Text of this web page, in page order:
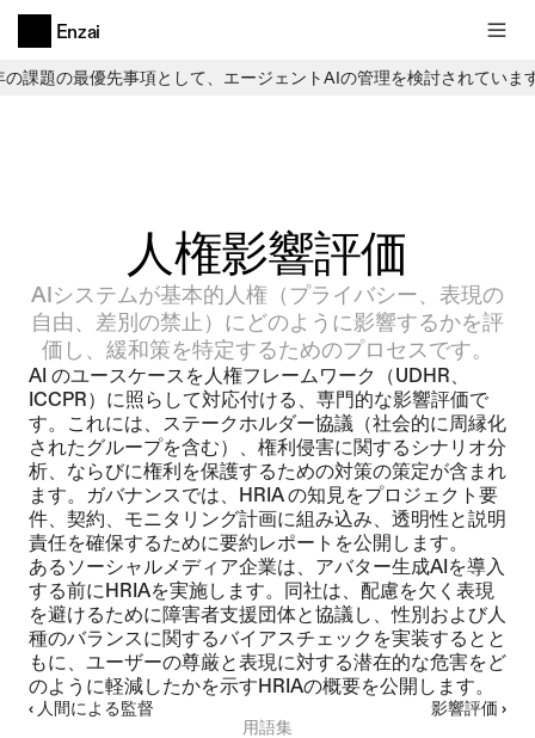
課題の最優先事項として、エージェントAIの管理を検討されていま
Enzai
人権影響評価
AIシステムが基本的人権（プライバシー、表現の
自由、差別の禁止）にどのように影響するかを評
価し、緩和策を特定するためのプロセスです。
AI のユースケースを人権フレームワーク（UDHR、
ICCPR）に照らして対応付ける、専門的な影響評価で
す。これには、ステークホルダー協議（社会的に周縁化
されたグループを含む）、権利侵害に関するシナリオ分
析、ならびに権利を保護するための対策の策定が含まれ
ます。ガバナンスでは、HRIA の知見をプロジェクト要
件、契約、モニタリング計画に組み込み、透明性と説明
責任を確保するために要約レポートを公開します。
あるソーシャルメディア企業は、アバター生成AIを導入
する前にHRIAを実施します。同社は、配慮を欠く表現
を避けるために障害者支援団体と協議し、性別および人
種のバランスに関するバイアスチェックを実装するとと
もに、ユーザーの尊厳と表現に対する潜在的な危害をど
のように軽減したかを示すHRIAの概要を公開します。
‹ 人間による監督 影響評価 ›
用語集